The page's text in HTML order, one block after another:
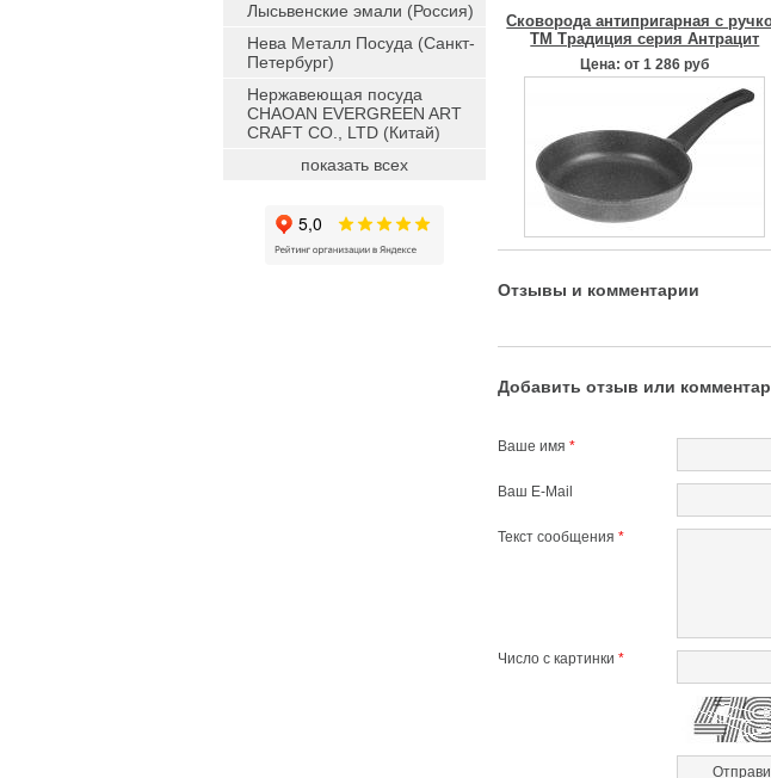
Сковорода антипригарная с
ТМ Традиция серия Антрацит
Цена: от 1 286 руб
Отзывы и комментарии
Добавить отзыв или
Ваше имя *
Ваш E-Mail
Текст сообщения *
Число с картинки *
Лысьвенские эмали (Россия)
Нева Металл Посуда (Санкт-
Петербург)
Нержавеющая посуда
CHAOAN EVERGREEN ART
CRAFT CO., LTD (Китай)
показать всех